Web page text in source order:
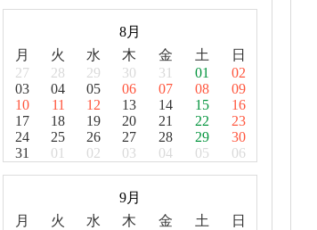
8月
月
火 水 木 金 土
日
27
28 29 30 31 01
02
03
04 05 06 07 08
09
10
11 12 13 14 15
16
17
18 19 20 21 22
23
24
25 26 27 28 29
30
31
01 02 03 04 05 06
9月
月
火 水 木 金 土
日